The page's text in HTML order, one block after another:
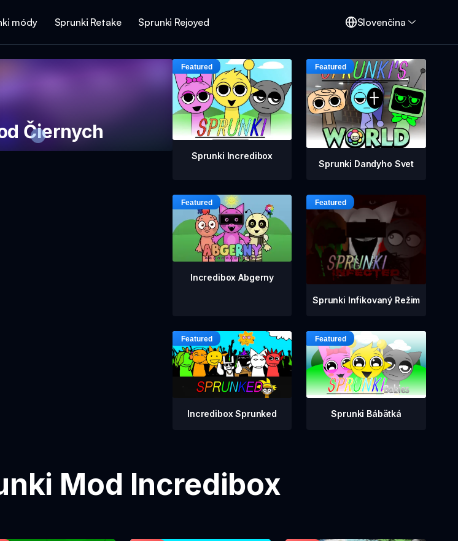
módy Sprunki Retake Sprunki Rejoyed Slovenčina
Čiernych
Sprunki Incredibox
Sprunki Dandyho Svet
Incredibox Abgerny
Sprunki Infikovaný Režim
Incredibox Sprunked Sprunki Bábätká
Mod Incredibox